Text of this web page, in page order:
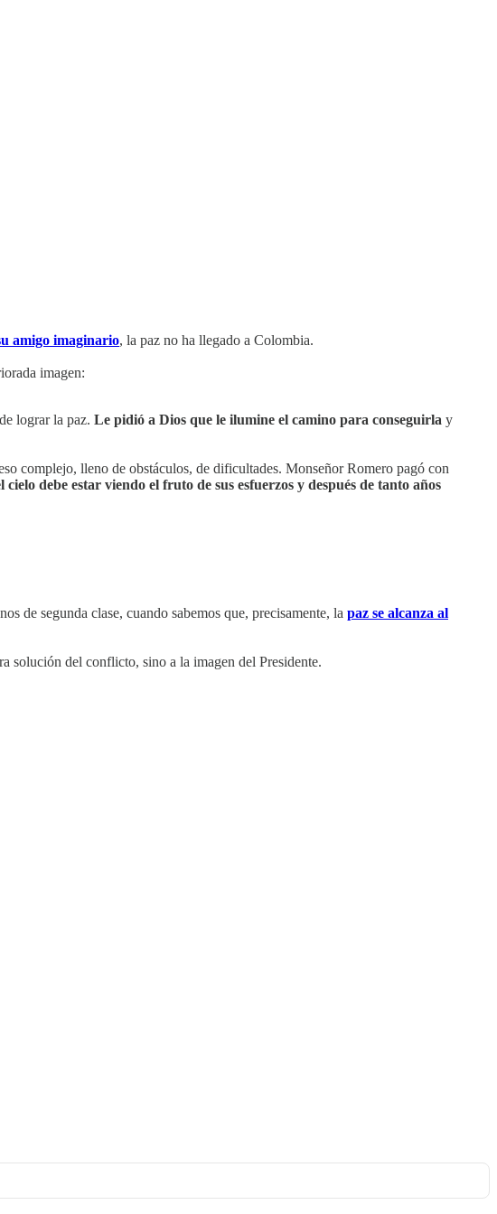
amigo imaginario, la paz no ha llegado a Colombia.
imagen:
lograr la paz. Le pidió a Dios que le ilumine el camino para conseguirla y
complejo, lleno de obstáculos, de dificultades. Monseñor Romero pagó con
cielo debe estar viendo el fruto de sus esfuerzos y después de tanto años
de segunda clase, cuando sabemos que, precisamente, la paz se alcanza al
solución del conflicto, sino a la imagen del Presidente.